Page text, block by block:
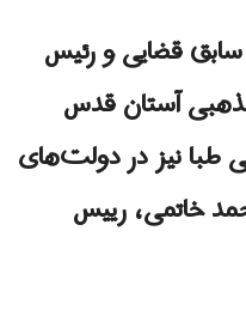
سابق قضایی و رئیس
آستان قدس
نیز در دولت‌های
خاتمی، رییس